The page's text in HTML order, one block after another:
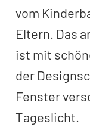
vom
Eltern. Das
ist mit
der
Fenster
Tageslicht.